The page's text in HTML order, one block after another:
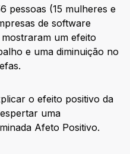
pessoas (15 mulheres e
de software
um efeito
e uma diminuição no
o efeito positivo da
uma
Afeto Positivo.